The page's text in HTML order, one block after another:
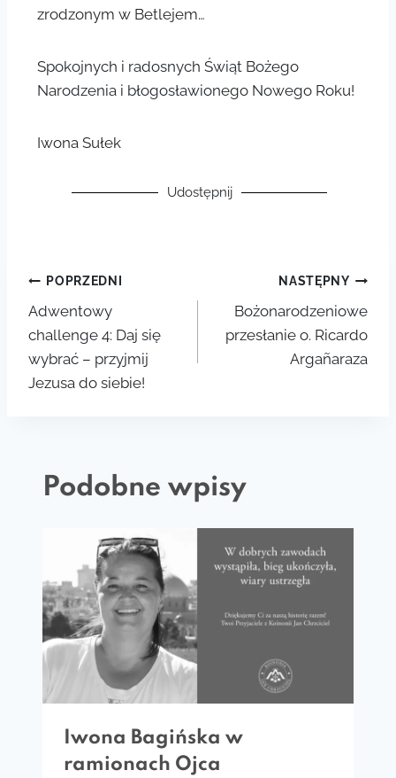
zrodzonym w Betlejem…
Spokojnych i radosnych Świąt Bożego
Narodzenia i błogosławionego Nowego Roku!
Iwona Sułek
Udostępnij
POPRZEDNI
Adwentowy
challenge 4: Daj się
wybrać – przyjmij
Jezusa do siebie!
NASTĘPNY
Bożonarodzeniowe
przesłanie o. Ricardo
Argañaraza
Podobne wpisy
Iwona Bagińska w
ramionach Ojca